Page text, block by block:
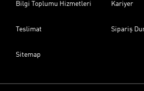
Bilgi Toplumu Hizmetleri Kariyer
Teslimat Sipariş
Sitemap